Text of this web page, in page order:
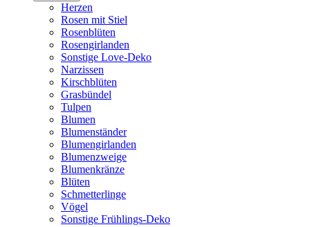
Herzen
Rosen mit Stiel
Rosenblüten
Rosengirlanden
Sonstige Love-Deko
Narzissen
Kirschblüten
Grasbündel
Tulpen
Blumen
Blumenständer
Blumengirlanden
Blumenzweige
Blumenkränze
Blüten
Schmetterlinge
Vögel
Sonstige Frühlings-Deko